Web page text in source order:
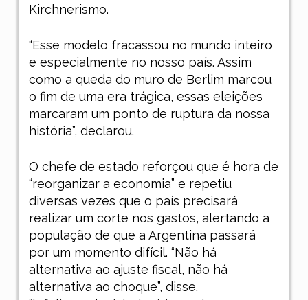
Kirchnerismo.
“Esse modelo fracassou no mundo inteiro
e especialmente no nosso país. Assim
como a queda do muro de Berlim marcou
o fim de uma era trágica, essas eleições
marcaram um ponto de ruptura da nossa
história”, declarou.
O chefe de estado reforçou que é hora de
“reorganizar a economia” e repetiu
diversas vezes que o país precisará
realizar um corte nos gastos, alertando a
população de que a Argentina passará
por um momento difícil. “Não há
alternativa ao ajuste fiscal, não há
alternativa ao choque”, disse.